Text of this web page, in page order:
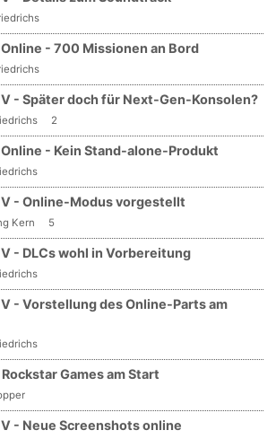
- 700 Missionen an Bord
- Später doch für Next-Gen-Konsolen?
2
- Kein Stand-alone-Produkt
- Online-Modus vorgestellt
Kern 5
- DLCs wohl in Vorbereitung
- Vorstellung des Online-Parts am
Games am Start
- Neue Screenshots online